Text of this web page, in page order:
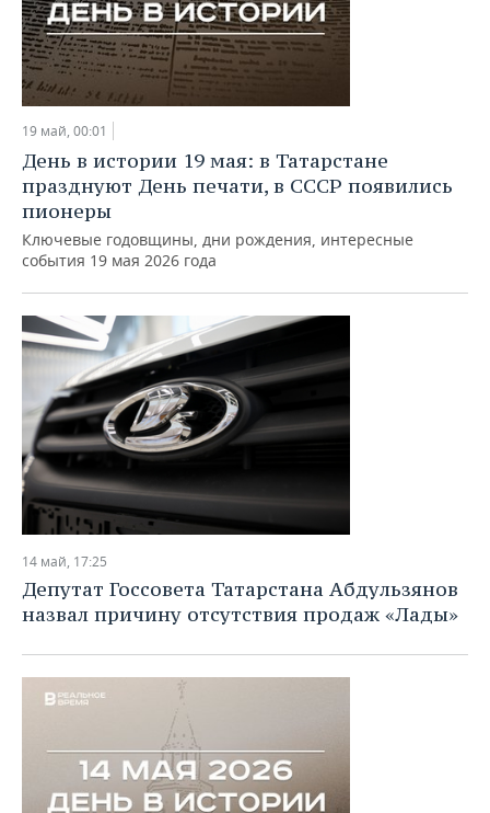
19 май, 00:01
День в истории 19 мая: в Татарстане
празднуют День печати, в СССР появились
пионеры
Ключевые годовщины, дни рождения, интересные
события 19 мая 2026 года
14 май, 17:25
Депутат Госсовета Татарстана Абдульзянов
назвал причину отсутствия продаж «Лады»